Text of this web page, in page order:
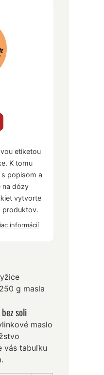
etiketou
K tomu
popisom a
na dózy
vytvorte
produktov.
informácií
g masla
soli
maslo
vás tabuľku